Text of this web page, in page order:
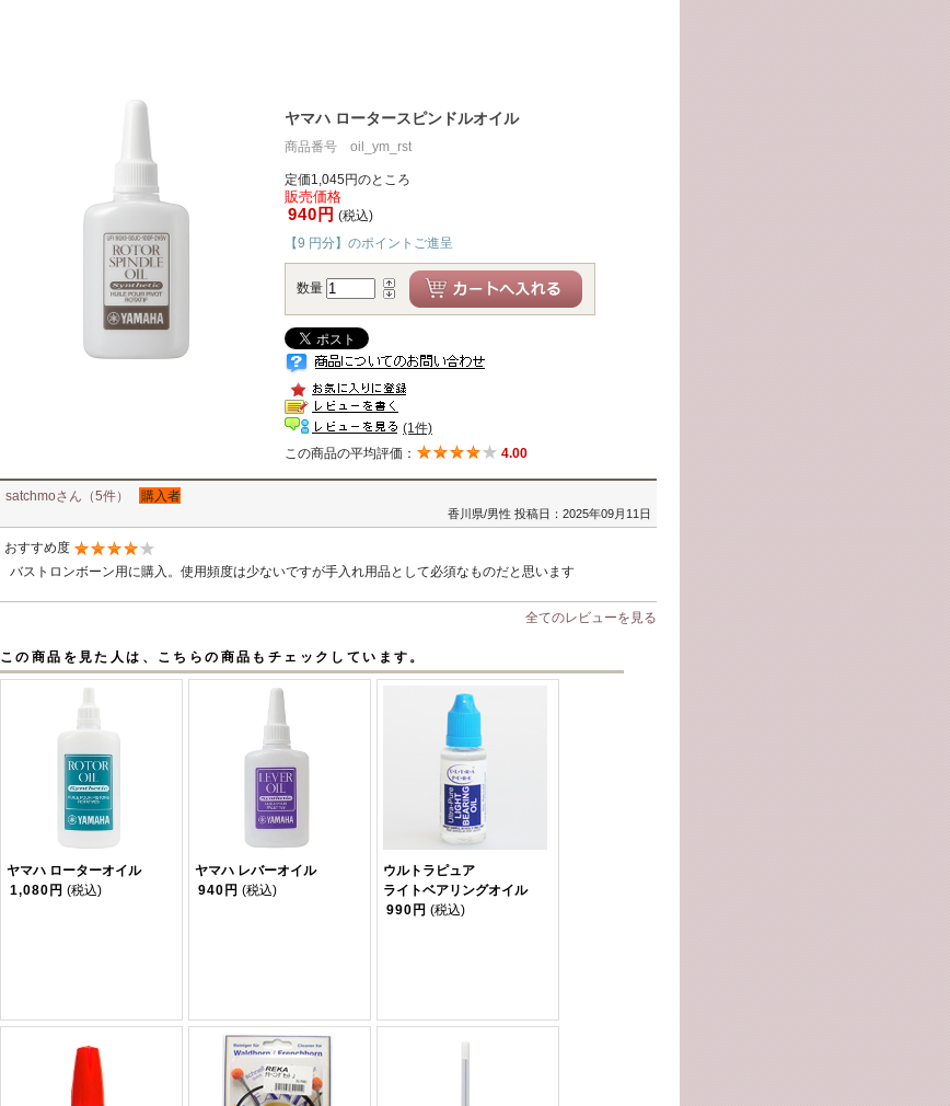
ヤマハ ロータースピンドルオイル
商品番号 oil_ym_rst
定価1,045円のところ
販売価格
940円 (税込)
【9 円分】のポイントご進呈
数量
(1件)
この商品の平均評価：
4.00
satchmoさん（5件） 購入者
香川県/男性 投稿日：2025年09月11日
おすすめ度
バストロンボーン用に購入。使用頻度は少ないですが手入れ用品として必須なものだと思います
全てのレビューを見る
この商品を見た人は、こちらの商品もチェックしています。
ヤマハ ローターオイル
1,080円 (税込)
ヤマハ レバーオイル
940円 (税込)
ウルトラピュア
ライトベアリングオイル
990円 (税込)